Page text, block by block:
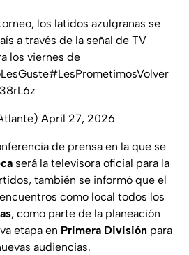
los latidos azulgranas se
a través de la señal de TV
los viernes de
#LesPrometimosVolver
April 27, 2026
de prensa en la que se
será la televisora oficial para la
también se informó que el
como local todos los
, como parte de la planeación
etapa en Primera División para
audiencias.